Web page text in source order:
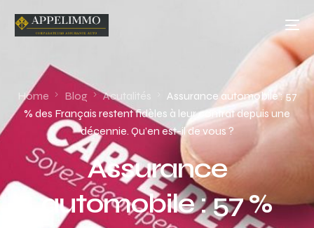
Home Blog Acutalités
Assurance automobile : 57
% des Français restent fidèles à leur contrat depuis une
décennie. Qu’en est-il de vous ?
Assurance
automobile : 57 %